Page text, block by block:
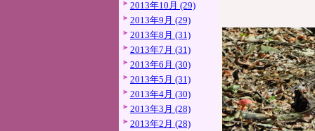
2013年10月 (29)
2013年9月 (29)
2013年8月 (31)
2013年7月 (31)
2013年6月 (30)
2013年5月 (31)
2013年4月 (30)
2013年3月 (28)
2013年2月 (28)